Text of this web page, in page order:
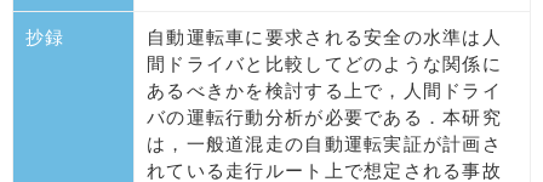
抄録
自動運転車に要求される安全の水準は人
間ドライバと比較してどのような関係に
あるべきかを検討する上で，人間ドライ
バの運転行動分析が必要である．本研究
は，一般道混走の自動運転実証が計画さ
れている走行ルート上で想定される事故